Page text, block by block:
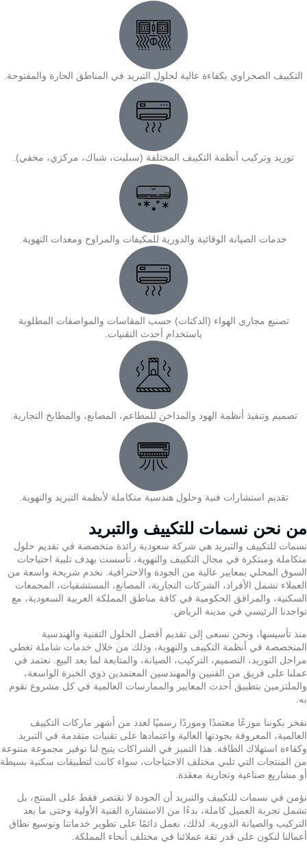
التكييف الصحراوي بكفاءة عالية لحلول التبريد في المناطق الحارة والمفتوحة.
توريد وتركيب أنظمة التكييف المختلفة (سبليت، شباك، مركزي، مخفي).
خدمات الصيانة الوقائية والدورية للمكيفات والمراوح ومعدات التهوية.
تصنيع مجاري الهواء (الدكتات) حسب المقاسات والمواصفات المطلوبة
باستخدام أحدث التقنيات.
تصميم وتنفيذ أنظمة الهود والمداخن للمطاعم، المصانع، والمطابخ التجارية.
تقديم استشارات فنية وحلول هندسية متكاملة لأنظمة التبريد والتهوية.
من نحن نسمات للتكييف والتبريد
نسمات للتكييف والتبريد هي شركة سعودية رائدة متخصصة في تقديم حلول
متكاملة ومبتكرة في مجال التكييف والتهوية، تأسست بهدف تلبية احتياجات
السوق المحلي بمعايير عالية من الجودة والاحترافية. نخدم شريحة واسعة من
العملاء تشمل الأفراد، الشركات التجارية، المصانع، المستشفيات، المجمعات
السكنية، والمرافق الحكومية في كافة مناطق المملكة العربية السعودية، مع
تواجدنا الرئيسي في مدينة الرياض.
منذ تأسيسها، ونحن نسعى إلى تقديم أفضل الحلول التقنية والهندسية
المتخصصة في أنظمة التكييف والتهوية، وذلك من خلال خدمات شاملة تغطي
مراحل التوريد، التصميم، التركيب، الصيانة، والمتابعة لما بعد البيع. نعتمد في
عملنا على فريق من الفنيين والمهندسين المعتمدين ذوي الخبرة الواسعة،
والملتزمين بتطبيق أحدث المعايير والممارسات العالمية في كل مشروع نقوم
به.
نفخر بكوننا موزعًا معتمدًا وموردًا رسميًا لعدد من أشهر ماركات التكييف
العالمية، المعروفة بجودتها العالية واعتمادها على تقنيات متقدمة في التبريد
وكفاءة استهلاك الطاقة. هذا التميز في الشراكات يتيح لنا توفير مجموعة متنوعة
من المنتجات التي تلبي مختلف الاحتياجات، سواء كانت لتطبيقات سكنية بسيطة
أو مشاريع صناعية وتجارية معقدة.
نؤمن في نسمات للتكييف والتبريد أن الجودة لا تقتصر فقط على المنتج، بل
تشمل تجربة العميل كاملة، بدءًا من الاستشارة الفنية الأولية وحتى ما بعد
التركيب والصيانة الدورية. لذلك، نعمل دائمًا على تطوير خدماتنا وتوسيع نطاق
أعمالنا لنكون على قدر ثقة عملائنا في مختلف أنحاء المملكة.